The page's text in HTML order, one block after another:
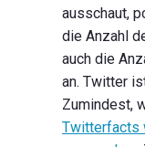
ausschaut,
die Anzahl
auch die
an. Twitter
Zumindest,
Twitterfacts